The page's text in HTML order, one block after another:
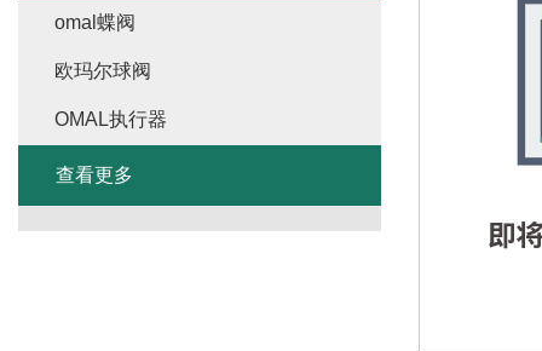
omal蝶阀
欧玛尔球阀
OMAL执行器
查看更多